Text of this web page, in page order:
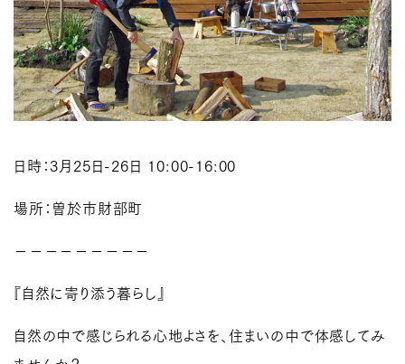
日時：3月25日-26日 10:00-16:00
場所：曽於市財部町
－－－－－－－－－
『自然に寄り添う暮らし』
自然の中で感じられる心地よさを、住まいの中で体感してみ